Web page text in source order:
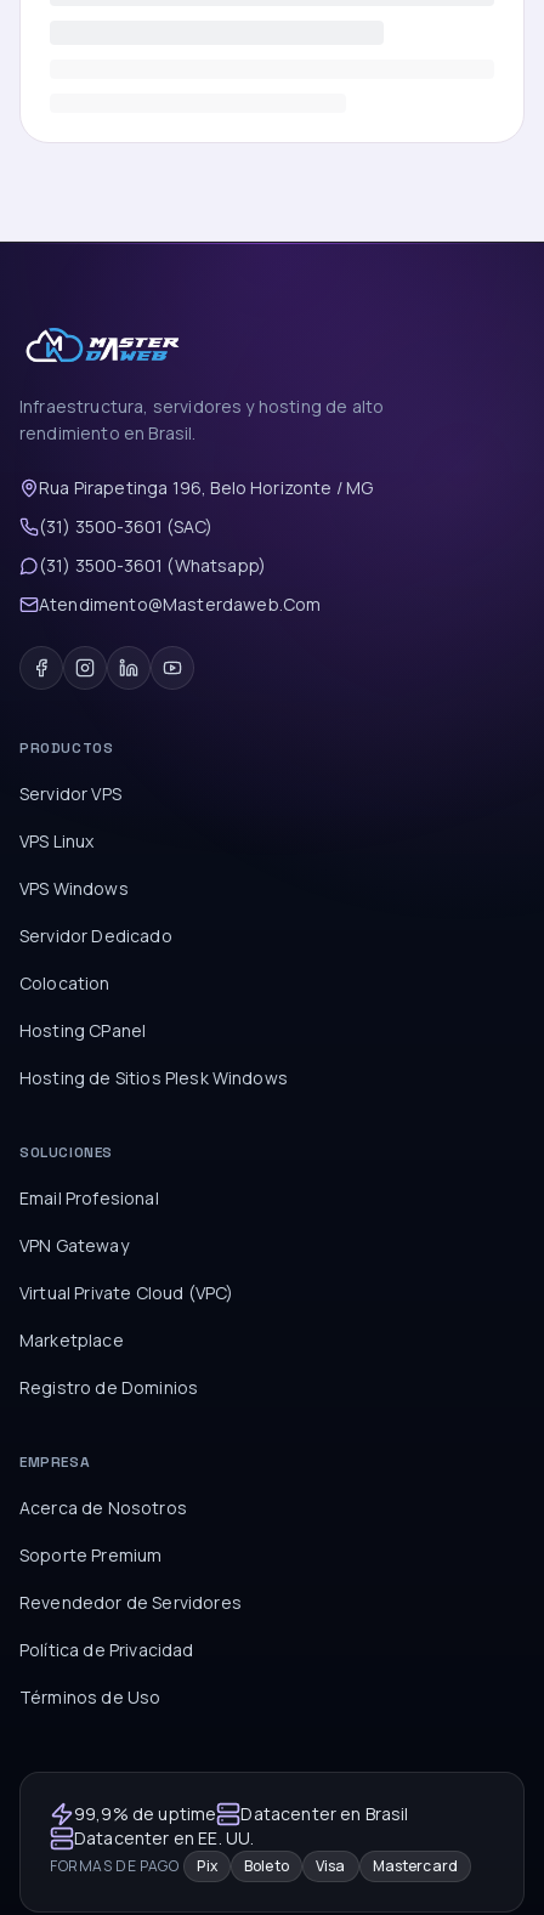
Infraestructura, servidores y hosting de alto
rendimiento en Brasil.
Rua Pirapetinga 196, Belo Horizonte / MG
(31) 3500-3601 (SAC)
(31) 3500-3601 (Whatsapp)
Atendimento@Masterdaweb.Com
PRODUCTOS
Servidor VPS
VPS Linux
VPS Windows
Servidor Dedicado
Colocation
Hosting CPanel
Hosting de Sitios Plesk Windows
SOLUCIONES
Email Profesional
VPN Gateway
Virtual Private Cloud (VPC)
Marketplace
Registro de Dominios
EMPRESA
Acerca de Nosotros
Soporte Premium
Revendedor de Servidores
Política de Privacidad
Términos de Uso
99,9% de uptime
Datacenter en Brasil
Datacenter en EE. UU.
FORMAS DE PAGO Pix Boleto Visa Mastercard